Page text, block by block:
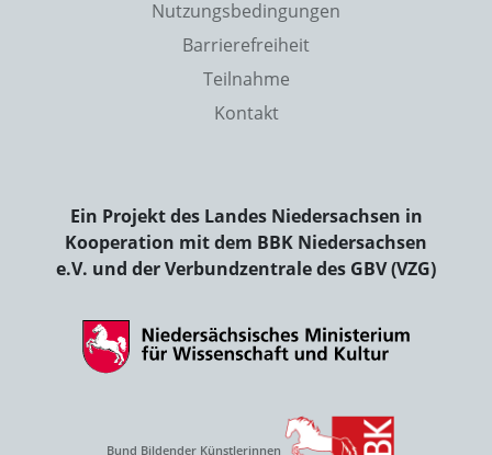
Nutzungsbedingungen
Barrierefreiheit
Teilnahme
Kontakt
Ein Projekt des Landes Niedersachsen in
Kooperation mit dem BBK Niedersachsen
e.V. und der Verbundzentrale des GBV (VZG)
Bund Bildender Künstlerinnen